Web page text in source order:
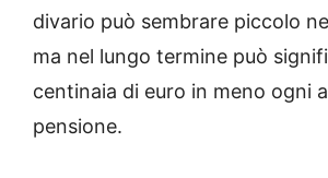
divario può sembrare piccolo
ma nel lungo termine può
centinaia di euro in meno ogni
pensione.